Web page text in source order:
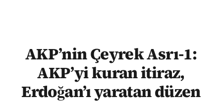
AKP’nin Çeyrek Asrı-1:
AKP’yi kuran itiraz,
Erdoğan’ı yaratan düzen